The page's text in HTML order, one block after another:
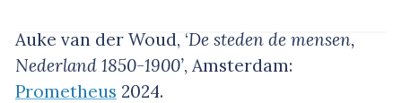
Auke van der Woud, ‘De steden de mensen,
Nederland 1850-1900’, Amsterdam:
Prometheus 2024.